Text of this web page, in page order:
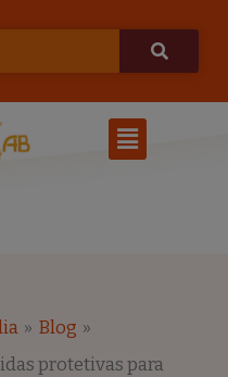
Menu
Blog
protetivas para